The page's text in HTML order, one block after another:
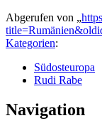
Abgerufen von „
Kategorien:
Südosteuropa
Rudi Rabe
Navigation